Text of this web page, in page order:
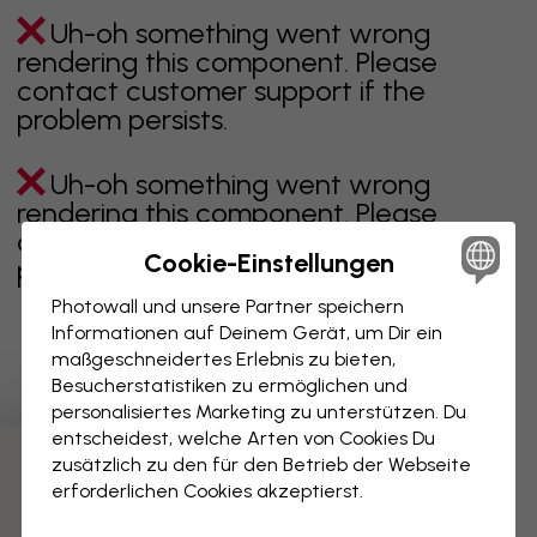
Uh-oh something went wrong
rendering this component. Please
contact customer support if the
problem persists.
Uh-oh something went wrong
rendering this component. Please
contact customer support if the
problem persists.
Zeigt Seite 1 von 1 Seiten
Weitere Kategorien entdecken
Cookie-Einstellungen
Photowall und unsere Partner speichern
Informationen auf Deinem Gerät, um Dir ein
maßgeschneidertes Erlebnis zu bieten,
Besucherstatistiken zu ermöglichen und
personalisiertes Marketing zu unterstützen. Du
entscheidest, welche Arten von Cookies Du
zusätzlich zu den für den Betrieb der Webseite
erforderlichen Cookies akzeptierst.